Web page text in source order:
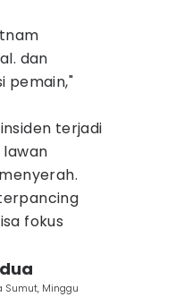
dan
pemain,"
terjadi
fokus
Sumut, Minggu